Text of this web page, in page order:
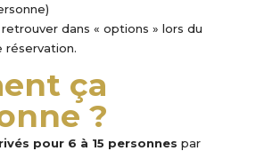
dans « options » lors du
réservation.
ça
?
pour 6 à 15 personnes par